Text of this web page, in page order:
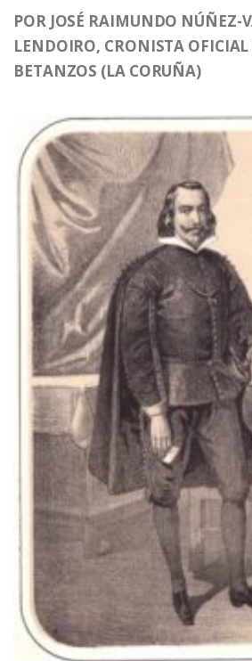
POR JOSÉ RAIMUNDO NÚÑEZ-
LENDOIRO, CRONISTA OFICIAL
BETANZOS (LA CORUÑA)